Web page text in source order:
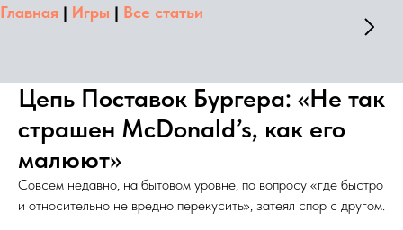
Главная | Игры | Все статьи
Цепь Поставок Бургера: «Не так
страшен McDonald’s, как его
малюют»
Совсем недавно, на бытовом уровне, по вопросу «где быстро
и относительно не вредно перекусить», затеял спор с другом.